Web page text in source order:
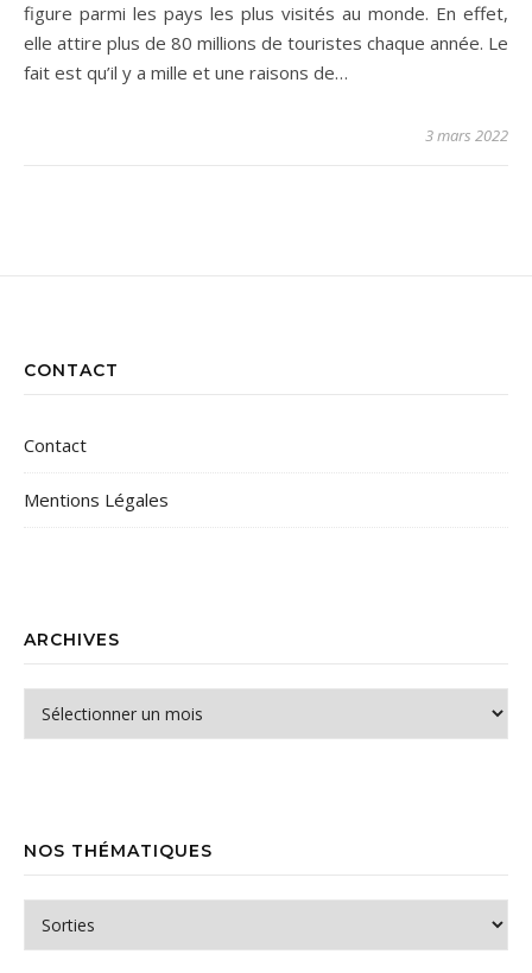
figure parmi les pays les plus visités au monde. En effet,
elle attire plus de 80 millions de touristes chaque année. Le
fait est qu’il y a mille et une raisons de…
3 mars 2022
CONTACT
Contact
Mentions Légales
ARCHIVES
Archives
NOS THÉMATIQUES